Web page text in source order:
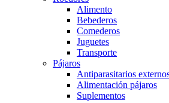
Alimento
Bebederos
Comederos
Juguetes
Transporte
Pájaros
Antiparasitarios
Alimentación pájaros
Suplementos